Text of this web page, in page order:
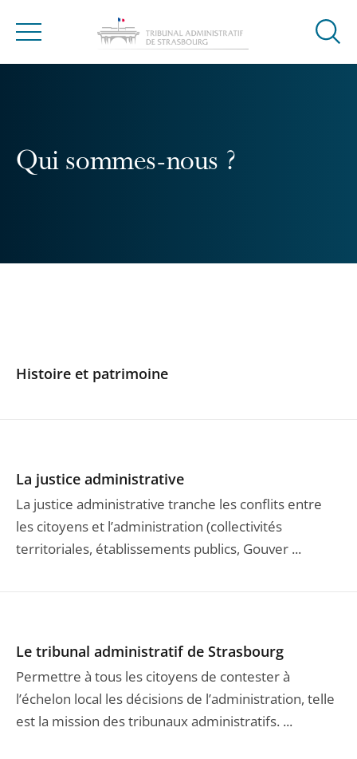
Menu
Ouvrir
Qui sommes-nous ?
Histoire et patrimoine
La justice administrative
La justice administrative tranche les conflits entre
les citoyens et l’administration (collectivités
territoriales, établissements publics, Gouver ...
Le tribunal administratif de Strasbourg
Permettre à tous les citoyens de contester à
l’échelon local les décisions de l’administration, telle
est la mission des tribunaux administratifs. ...